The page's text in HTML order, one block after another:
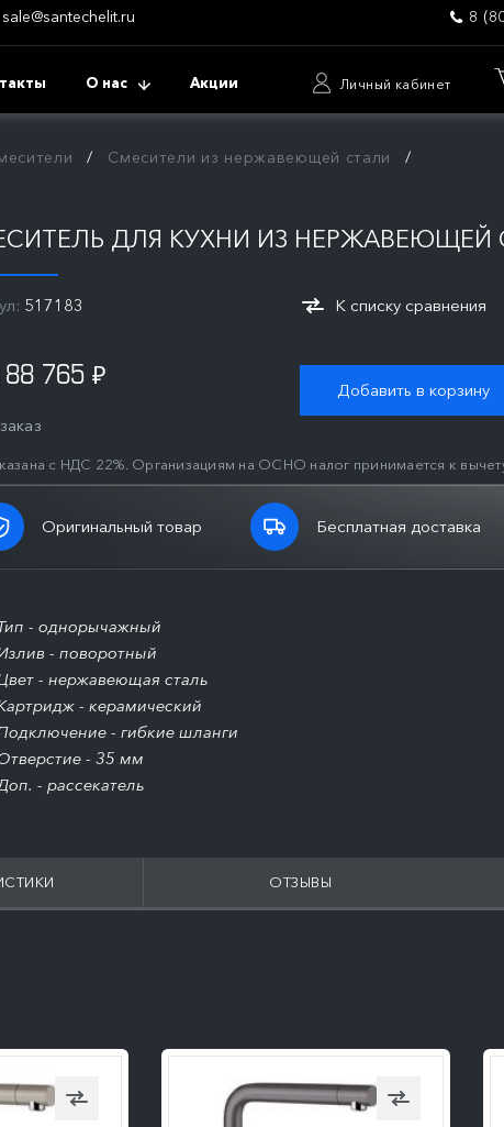
sale@santechelit.ru 8
О нас Акции Личный кабинет
Смесители из нержавеющей стали
ДЛЯ КУХНИ ИЗ НЕРЖАВЕЮЩЕЙ
517183 К списку сравнения
88 765 ₽
с НДС 22%. Организациям на ОСНО налог принимается к
Добавить в корзину
Оригинальный товар Бесплатная доставка
- однорычажный
- поворотный
- нержавеющая сталь
- керамический
- гибкие шланги
- 35 мм
- рассекатель
ОТЗЫВЫ